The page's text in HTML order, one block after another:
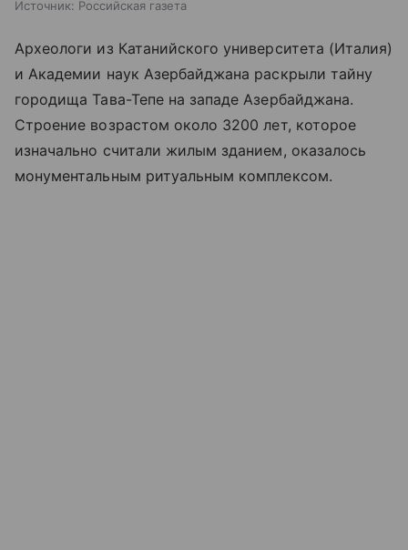
Источник: Российская газета
Археологи из Катанийского университета (Италия)
и Академии наук Азербайджана раскрыли тайну
городища Тава-Тепе на западе Азербайджана.
Строение возрастом около 3200 лет, которое
изначально считали жилым зданием, оказалось
монументальным ритуальным комплексом.